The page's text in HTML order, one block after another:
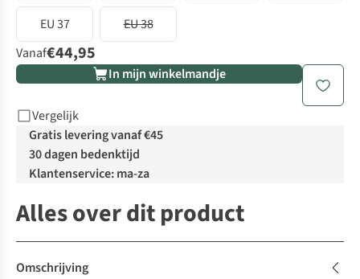
EU 37
EU 38
Vanaf€44,95
In mijn winkelmandje
Vergelijk
Gratis levering vanaf €45
30 dagen bedenktijd
Klantenservice: ma-za
Alles over dit product
Omschrijving